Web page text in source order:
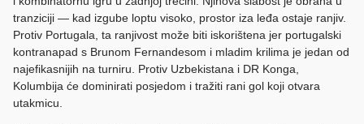
tranziciji — kad izgube loptu visoko, prostor iza leđa ostaje ranjiv.
Protiv Portugala, ta ranjivost može biti iskorištena jer portugalski
kontranapad s Brunom Fernandesom i mladim krilima je jedan od
najefikasnijih na turniru. Protiv Uzbekistana i DR Konga,
Kolumbija će dominirati posjedom i tražiti rani gol koji otvara
utakmicu.